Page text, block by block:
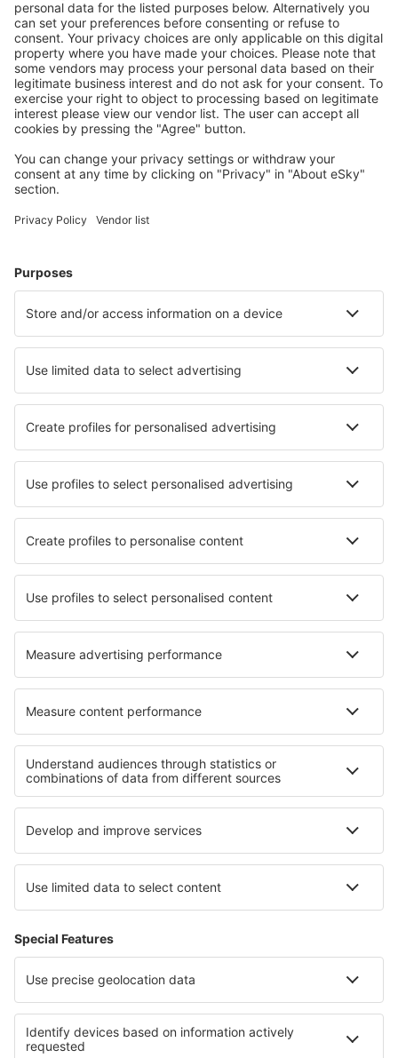
Risparmia di più
Prezzi attraenti e offerte speciali per gli utenti registrati.
L’alloggio che ti piace
Scegli tra oltre 1,3 milioni di strutture: hotel, lodge,
Gli hotel più ricercati dagli utenti eSky
Hotel a Tamarindo Hotel in Jaco Hotel a San José
Hotel a Punta Islita Hotel in Marbella Hotel in Bejuco
Hotel in Desamparados Hotel in San Lorenzo
I migliori hotel - città
Hotel a Zunyi Hotel in Stornäset Hotel in Samtens
Hotel in Tronsanges Hotel in Sztutowo
Hotel in Agios Georgios Nilias Hotel a Nadlac
Hotel in San Jacinto
I migliori hotel - zone
Hotel a Arenal Volcano National Park
Hotel in Costa Rica Hotel a Marino Ballena National Park
Hotel a Tortuguero National Park Hotel a St. Moritz
Hotel a Bad Kleinkirchheim Hotel in Ruse
Hotel in Beni Suef Hotel Caprivi